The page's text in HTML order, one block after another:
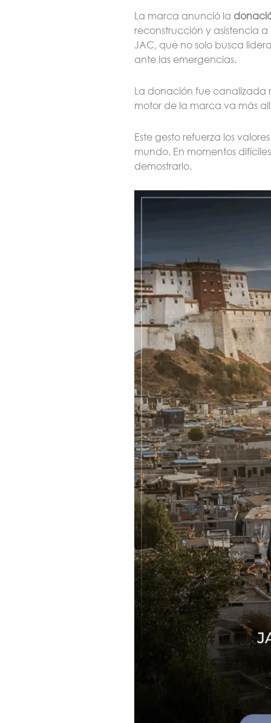
La marca anunció la
reconstrucción y asistencia
JAC, que no solo busca
ante las emergencias.
La donación fue canalizada
motor de la marca va más
Este gesto refuerza los
mundo. En momentos
demostrarlo.